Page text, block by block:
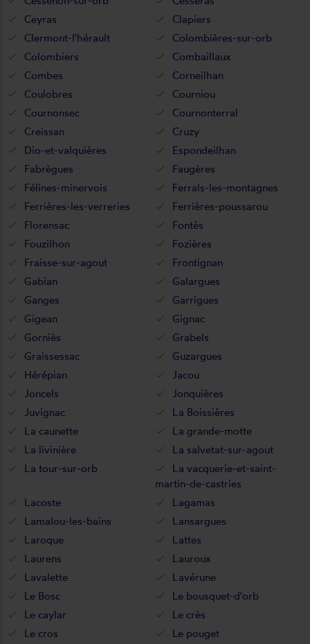
Ceyras
Clapiers
Clermont-l'hérault
Colombières-sur-orb
Colombiers
Combaillaux
Combes
Corneilhan
Coulobres
Courniou
Cournonsec
Cournonterral
Creissan
Cruzy
Dio-et-valquières
Espondeilhan
Fabrègues
Faugères
Félines-minervois
Ferrals-les-montagnes
Ferrières-les-verreries
Ferrières-poussarou
Florensac
Fontès
Fouzilhon
Fozières
Fraisse-sur-agout
Frontignan
Gabian
Galargues
Ganges
Garrigues
Gigean
Gignac
Gorniès
Grabels
Graissessac
Guzargues
Hérépian
Jacou
Joncels
Jonquières
Juvignac
La Boissières
La caunette
La grande-motte
La livinière
La salvetat-sur-agout
La tour-sur-orb
La vacquerie-et-saint-
martin-de-castries
Lacoste
Lagamas
Lamalou-les-bains
Lansargues
Laroque
Lattes
Laurens
Lauroux
Lavalette
Lavérune
Le Bosc
Le bousquet-d'orb
Le caylar
Le crès
Le cros
Le pouget